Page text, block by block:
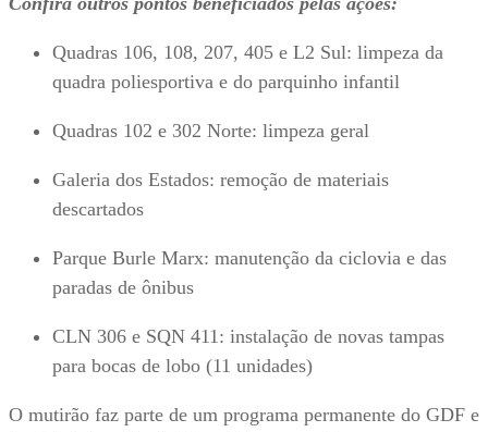
Quadras 106, 108, 207, 405 e L2 Sul: limpeza da
quadra poliesportiva e do parquinho infantil
Quadras 102 e 302 Norte: limpeza geral
Galeria dos Estados: remoção de materiais
descartados
Parque Burle Marx: manutenção da ciclovia e das
paradas de ônibus
CLN 306 e SQN 411: instalação de novas tampas
para bocas de lobo (11 unidades)
O mutirão faz parte de um programa permanente do GDF e